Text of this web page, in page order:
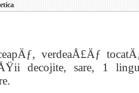
verdeaÅ£Äƒ
decojite, sare, 1